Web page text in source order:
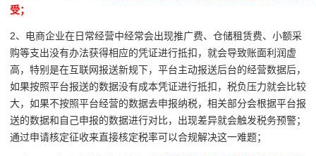
受；
2、电商企业在日常经营中经常会出现推广费、仓储租赁费、小额采
购等支出没有办法获得相应的凭证进行抵扣，就会导致账面利润虚
高，特别是在互联网报送新规下，平台主动报送后台的经营数据后，
如果按照平台报送的数据没有成本凭证进行抵扣，税负压力就会比较
大，如果不按照平台经营的数据去申报纳税，相关部分会根据平台报
送的数据和自己申报的数据进行对比，出现差异就会触发税务预警；
通过申请核定征收来直接核定税率可以合规解决这一难题；